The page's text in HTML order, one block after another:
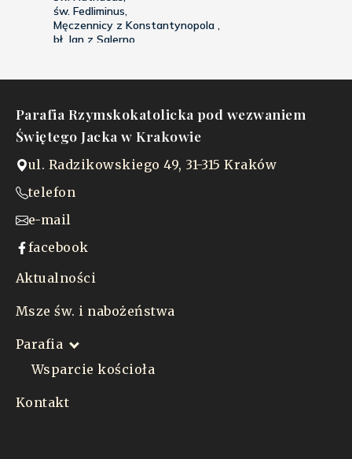
Parafia Rzymskokatolicka pod wezwaniem
Świętego Jacka w Krakowie
ul. Radzikowskiego 49, 31-315 Kraków
telefon
e-mail
facebook
Aktualności
Msze św. i nabożeństwa
Parafia
Wsparcie kościoła
Kontakt